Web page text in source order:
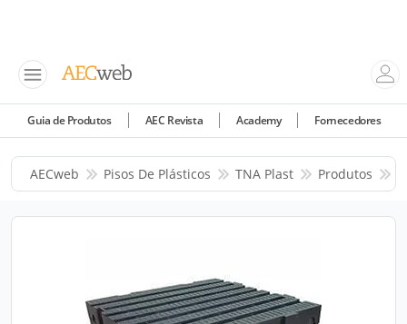
Guia de Produtos AEC Revista Academy Fornecedores
AECweb Pisos De Plásticos TNA Plast Produtos